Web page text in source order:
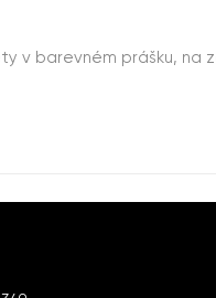
v barevném prášku, na